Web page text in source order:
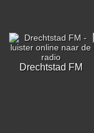
Drechtstad FM